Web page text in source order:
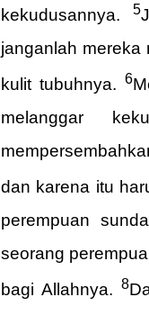
kekudusannya.5
janganlah mereka
kulit tubuhnya. 6
melanggar
dan karena itu
perempuan
seorang
bagi Allahnya. 8